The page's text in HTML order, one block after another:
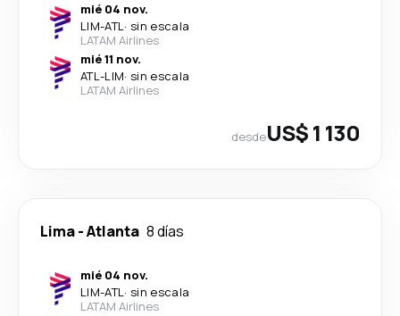
mié 04 nov.
LIM-ATL· sin escala
LATAM Airlines
mié 11 nov.
ATL-LIM· sin escala
LATAM Airlines
desdeUS$ 1 130
Lima-Atlanta 8 días
mié 04 nov.
LIM-ATL· sin escala
LATAM Airlines